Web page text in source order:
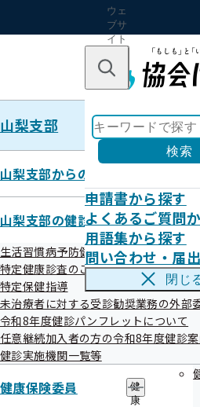
ウェ
ブサ
イト
のナ
ン
キーワードで探す
検索
申請書から探す
よくあるご質問
用語集から探す
問い合わせ・届
閉じ
山梨支部
山梨支部からのお知らせ
山梨支部の健診・保健指導のご案
生活習慣病予防健診
特定健康診査のご案内（ご家族）
特定保健指導
未治療者に対する受診勧奨業務の外部
令和8年度健診パンフレットについて
任意継続加入者の方の令和8年度健診
健診実施機関一覧等
健康保険委員
健
康
各種申請書の「記
「提出先」につい
令和07年05月20日